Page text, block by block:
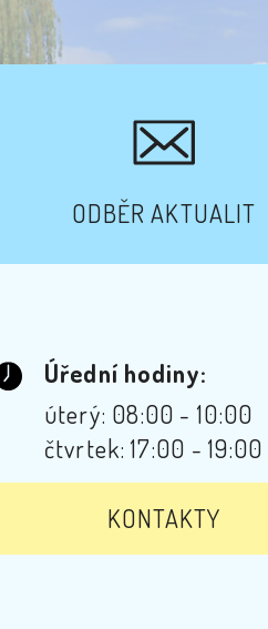
ODBĚR AKTUALIT
Úřední hodiny:
úterý: 08:00 - 10:00
čtvrtek: 17:00 - 19:00
KONTAKTY